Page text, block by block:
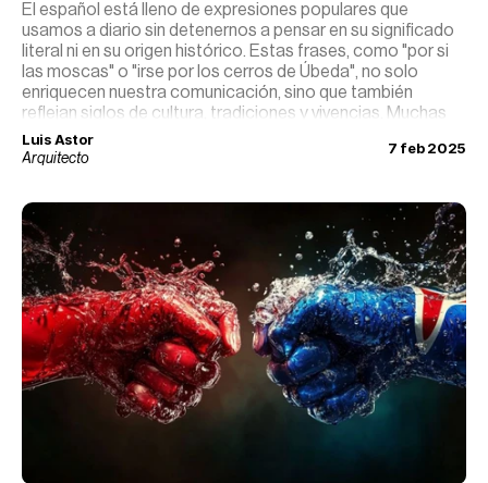
El español está lleno de expresiones populares que
usamos a diario sin detenernos a pensar en su significado
literal ni en su origen histórico. Estas frases, como "por si
las moscas" o "irse por los cerros de Úbeda", no solo
enriquecen nuestra comunicación, sino que también
reflejan siglos de cultura, tradiciones y vivencias. Muchas
nacieron en épocas medievales, otras en el ámbito rural, y
algunas en leyendas o eventos históricos que aún
Luis Astor
Arquitecto
7 feb 2025